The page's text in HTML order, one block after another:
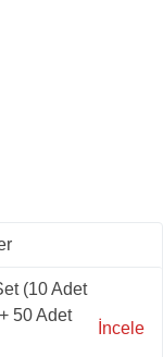
(10 Adet
50 Adet
İncele